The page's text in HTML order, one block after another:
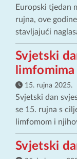
Europski tjedan
rujna, ove
stavljajući
Svjetski
15. rujna 2025.
Svjetski dan
se 15. rujna s
limfomom i
Svjetski